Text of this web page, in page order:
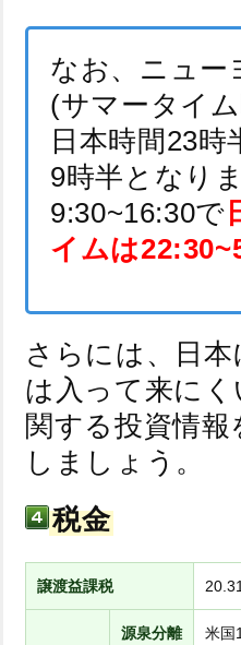
なお、ニュー
(サマータイ
日本時間23
9時半となり
9:30~16:30で
イムは
さらには、日
は入って来に
関する投資情
しましょう。
税金
譲渡益課税
源泉分離 米国